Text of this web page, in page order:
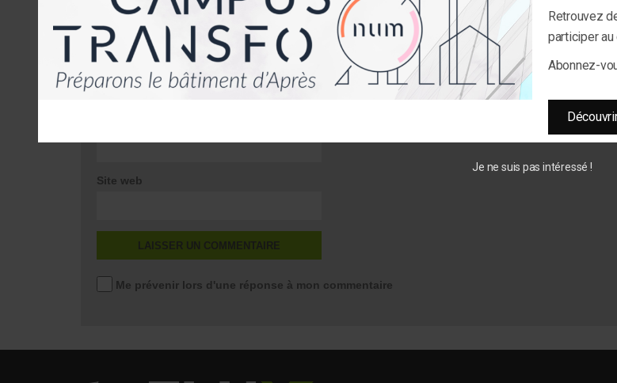
Nom
*
Site web
Me prévenir lors d'une réponse à mon commentaire
Retrouvez
participer
Abonnez-
Je ne suis pas intéressé !